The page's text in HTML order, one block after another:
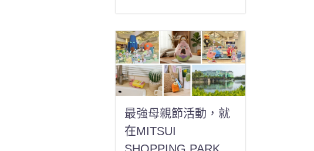
最強母親節活動，就
在MITSUI
SHOPPING PARK